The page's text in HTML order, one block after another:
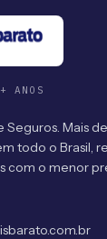
ANOS
Mais
todo o Brasil,
com o menor